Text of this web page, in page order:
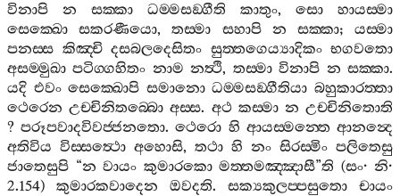
විනාපි
න සක‍්කා ධම‍්මසඞ‍්ගීති කාතුං, සො
හායස‍්මා
සෙක‍්ඛො
සකරණීයො,තස‍්මා සහාපි න සක‍්කා;යස‍්මා
පනස‍්ස කිඤ‍්චි දසබලදෙසිතං සුත‍්තගෙය්‍යාදිකං භගවතො
අසම‍්මුඛා පටිග‍්ගහිතං නාම නත්‍ථි, තස‍්මා විනාපි න සක‍්කා.
යදි එවං සෙක‍්ඛොපි සමානො ධම‍්මසඞ‍්ගීතියා බහුකාරත‍්තා
ථෙරෙන උච‍්චිනිතබ‍්බො අස‍්ස. අථ කස‍්මා න උච‍්චිනිතොති
?පරූපවාදවිවජ‍්ජනතො.ථෙරො හි ආයස‍්මන‍්තෙ ආනන්‍දෙ
අතිවිය විස‍්සත්‍ථො අහොසි, තථා හි නං සිරස‍්මිං පලිතෙසු
ජාතෙසුපි “න වායං කුමාරකො මත‍්තමඤ‍්ඤාසී”ති (සං· නි·
2.154) කුමාරකවාදෙන ඔවදති. සක්‍යකුලප‍්පසුතො
චායං